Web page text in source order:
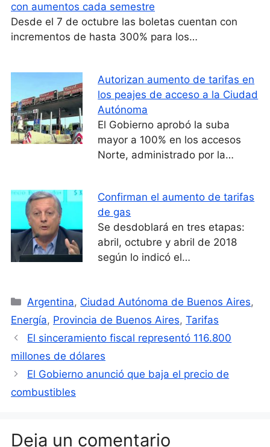
con aumentos cada semestre
Desde el 7 de octubre las boletas cuentan con
incrementos de hasta 300% para los…
Autorizan aumento de tarifas en
los peajes de acceso a la Ciudad
Autónoma
El Gobierno aprobó la suba
mayor a 100% en los accesos
Norte, administrado por la…
Confirman el aumento de tarifas
de gas
Se desdoblará en tres etapas:
abril, octubre y abril de 2018
según lo indicó el…
Categorías
Argentina, Ciudad Autónoma de Buenos Aires,
Energía, Provincia de Buenos Aires, Tarifas
El sinceramiento fiscal representó 116.800
millones de dólares
El Gobierno anunció que baja el precio de
combustibles
Deja un comentario